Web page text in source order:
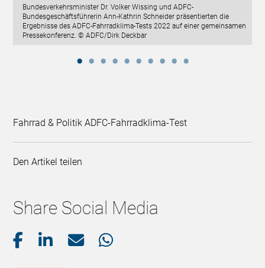
Bundesverkehrsminister Dr. Volker Wissing und ADFC-
Bundesgeschäftsführerin Ann-Kathrin Schneider präsentierten die
Ergebnisse des ADFC-Fahrradklima-Tests 2022 auf einer gemeinsamen
Pressekonferenz. © ADFC/Dirk Deckbar
Fahrrad & Politik ADFC-Fahrradklima-Test
Den Artikel teilen
Share Social Media